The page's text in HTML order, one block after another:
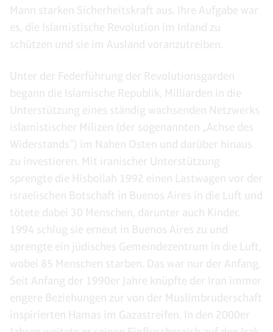
Mann starken Sicherheitskraft aus. Ihre Aufgabe war
es, die Islamistische Revolution im Inland zu
schützen und sie im Ausland voranzutreiben.
Unter der Federführung der Revolutionsgarden
begann die Islamische Republik, Milliarden in die
Unterstützung eines ständig wachsenden Netzwerks
islamistischer Milizen (der sogenannten „Achse des
Widerstands”) im Nahen Osten und darüber hinaus
zu investieren. Mit iranischer Unterstützung
sprengte die Hisbollah 1992 einen Lastwagen vor der
israelischen Botschaft in Buenos Aires in die Luft und
tötete dabei 30 Menschen, darunter auch Kinder.
1994 schlug sie erneut in Buenos Aires zu und
sprengte ein jüdisches Gemeindezentrum in die Luft,
wobei 85 Menschen starben. Das war nur der Anfang.
Seit Anfang der 1990er Jahre knüpfte der Iran immer
engere Beziehungen zur von der Muslimbruderschaft
inspirierten Hamas im Gazastreifen. In den 2000er